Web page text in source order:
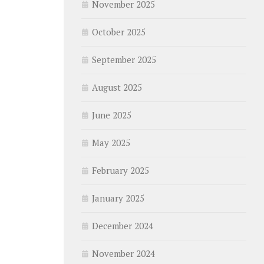
November 2025
October 2025
September 2025
August 2025
June 2025
May 2025
February 2025
January 2025
December 2024
November 2024